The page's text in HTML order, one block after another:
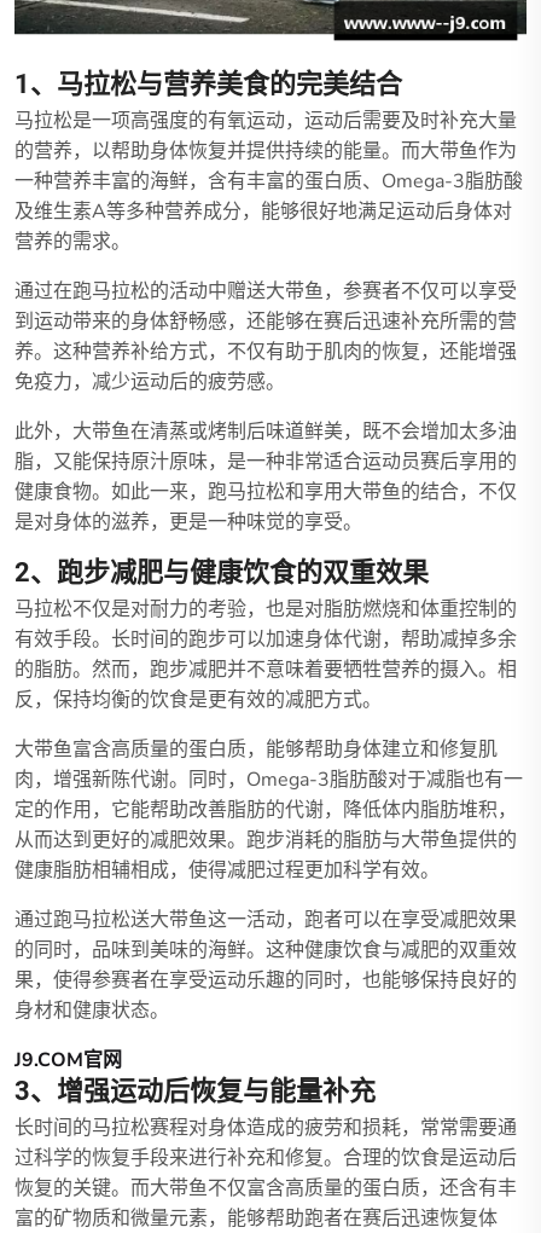
1、马拉松与营养美食的完美结合
马拉松是一项高强度的有氧运动，运动后需要及时补充大量
的营养，以帮助身体恢复并提供持续的能量。而大带鱼作为
一种营养丰富的海鲜，含有丰富的蛋白质、Omega-3脂肪酸
及维生素A等多种营养成分，能够很好地满足运动后身体对
营养的需求。
通过在跑马拉松的活动中赠送大带鱼，参赛者不仅可以享受
到运动带来的身体舒畅感，还能够在赛后迅速补充所需的营
养。这种营养补给方式，不仅有助于肌肉的恢复，还能增强
免疫力，减少运动后的疲劳感。
此外，大带鱼在清蒸或烤制后味道鲜美，既不会增加太多油
脂，又能保持原汁原味，是一种非常适合运动员赛后享用的
健康食物。如此一来，跑马拉松和享用大带鱼的结合，不仅
是对身体的滋养，更是一种味觉的享受。
2、跑步减肥与健康饮食的双重效果
马拉松不仅是对耐力的考验，也是对脂肪燃烧和体重控制的
有效手段。长时间的跑步可以加速身体代谢，帮助减掉多余
的脂肪。然而，跑步减肥并不意味着要牺牲营养的摄入。相
反，保持均衡的饮食是更有效的减肥方式。
大带鱼富含高质量的蛋白质，能够帮助身体建立和修复肌
肉，增强新陈代谢。同时，Omega-3脂肪酸对于减脂也有一
定的作用，它能帮助改善脂肪的代谢，降低体内脂肪堆积，
从而达到更好的减肥效果。跑步消耗的脂肪与大带鱼提供的
健康脂肪相辅相成，使得减肥过程更加科学有效。
通过跑马拉松送大带鱼这一活动，跑者可以在享受减肥效果
的同时，品味到美味的海鲜。这种健康饮食与减肥的双重效
果，使得参赛者在享受运动乐趣的同时，也能够保持良好的
身材和健康状态。
J9.COM官网
3、增强运动后恢复与能量补充
长时间的马拉松赛程对身体造成的疲劳和损耗，常常需要通
过科学的恢复手段来进行补充和修复。合理的饮食是运动后
恢复的关键。而大带鱼不仅富含高质量的蛋白质，还含有丰
富的矿物质和微量元素，能够帮助跑者在赛后迅速恢复体